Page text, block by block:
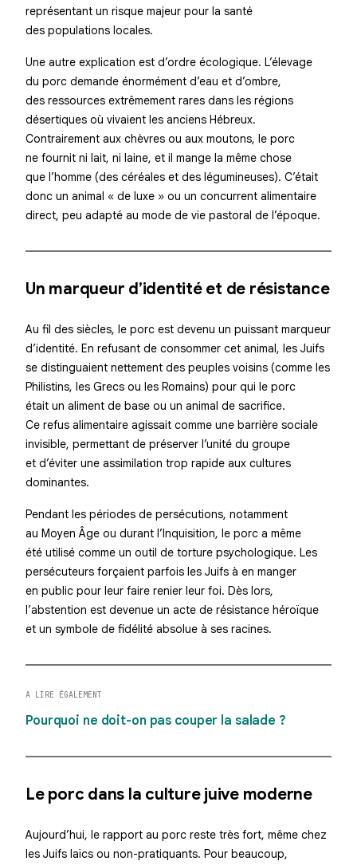
représentant un risque majeur pour la santé
des populations locales.
Une autre explication est d’ordre écologique. L’élevage
du porc demande énormément d’eau et d’ombre,
des ressources extrêmement rares dans les régions
désertiques où vivaient les anciens Hébreux.
Contrairement aux chèvres ou aux moutons, le porc
ne fournit ni lait, ni laine, et il mange la même chose
que l’homme (des céréales et des légumineuses). C’était
donc un animal « de luxe » ou un concurrent alimentaire
direct, peu adapté au mode de vie pastoral de l’époque.
Un marqueur d’identité et de résistance
Au fil des siècles, le porc est devenu un puissant marqueur
d’identité. En refusant de consommer cet animal, les Juifs
se distinguaient nettement des peuples voisins (comme les
Philistins, les Grecs ou les Romains) pour qui le porc
était un aliment de base ou un animal de sacrifice.
Ce refus alimentaire agissait comme une barrière sociale
invisible, permettant de préserver l’unité du groupe
et d’éviter une assimilation trop rapide aux cultures
dominantes.
Pendant les périodes de persécutions, notamment
au Moyen Âge ou durant l’Inquisition, le porc a même
été utilisé comme un outil de torture psychologique. Les
persécuteurs forçaient parfois les Juifs à en manger
en public pour leur faire renier leur foi. Dès lors,
l’abstention est devenue un acte de résistance héroïque
et un symbole de fidélité absolue à ses racines.
A LIRE ÉGALEMENT
Pourquoi ne doit-on pas couper la salade ?
Le porc dans la culture juive moderne
Aujourd’hui, le rapport au porc reste très fort, même chez
les Juifs laïcs ou non-pratiquants. Pour beaucoup,